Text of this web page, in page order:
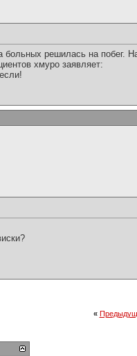
решилась на побег.
хмуро заявляет:
«